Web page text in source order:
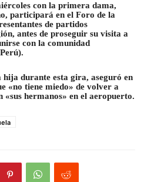
con la primera dama,
participará en el Foro de la
de partidos
antes de proseguir su visita a
con la comunidad
hija durante esta gira, aseguró en
«no tiene miedo» de volver a
«sus hermanos» en el aeropuerto.